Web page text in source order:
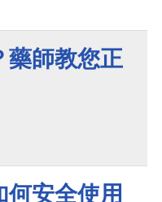
藥師教您正
何安全使用